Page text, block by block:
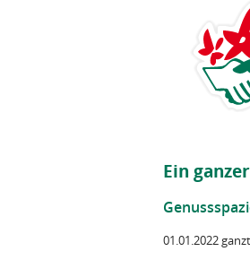
Ein
01.01.2022